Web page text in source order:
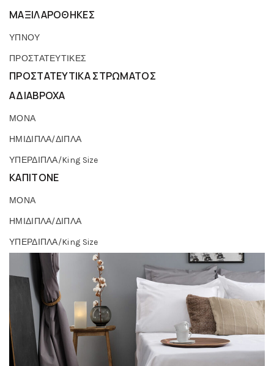
ΜΑΞΙΛΑΡΟΘΗΚΕΣ
ΥΠΝΟΥ
ΠΡΟΣΤΑΤΕΥΤΙΚΕΣ
ΠΡΟΣΤΑΤΕΥΤΙΚΑ ΣΤΡΩΜΑΤΟΣ
ΑΔΙΑΒΡΟΧΑ
ΜΟΝΑ
ΗΜΙΔΙΠΛΑ/ΔΙΠΛΑ
ΥΠΕΡΔΙΠΛΑ/King Size
ΚΑΠΙΤΟΝΕ
ΜΟΝΑ
ΗΜΙΔΙΠΛΑ/ΔΙΠΛΑ
ΥΠΕΡΔΙΠΛΑ/King Size